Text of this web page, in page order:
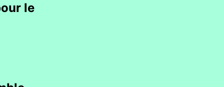
le